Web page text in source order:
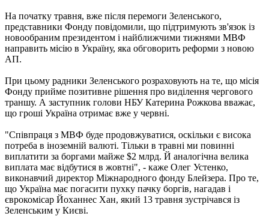
На початку травня, вже після перемоги Зеленського,
представники Фонду повідомили, що підтримують зв'язок із
новообраним президентом і найближчими тижнями МВФ
направить місію в Україну, яка обговорить реформи з новою
АП.
При цьому радники Зеленського розраховують на те, що місія
Фонду прийме позитивне рішення про виділення чергового
траншу. А заступник голови НБУ Катерина Рожкова вважає,
що гроші Україна отримає вже у червні.
"Співпраця з МВФ буде продовжуватися, оскільки є висока
потреба в іноземній валюті. Тільки в травні ми повинні
виплатити за боргами майже $2 млрд. Й аналогічна велика
виплата має відбутися в жовтні", - каже Олег Устенко,
виконавчий директор Міжнародного фонду Блейзера. Про те,
що Україна має погасити пухку пачку боргів, нагадав і
єврокомісар Йоханнес Хан, який 13 травня зустрічався із
Зеленським у Києві.